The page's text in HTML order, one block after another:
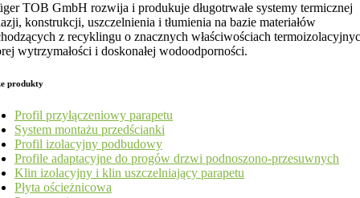
TOB GmbH rozwija i produkuje długotrwałe systemy termicznej
konstrukcji, uszczelnienia i tłumienia na bazie materiałów
z recyklingu o znacznych właściwościach
wytrzymałości i doskonałej wodoodporności.
produkty
Profil przyłączeniowy parapetu
System montażu przedścianki
Profil izolacyjny podbudowy
Profile adaptacyjne do progów drzwi podnoszono-przesuwnych
Klin izolacyjny i klin uszczelniający parapetu
Płyta ościeżnicowa